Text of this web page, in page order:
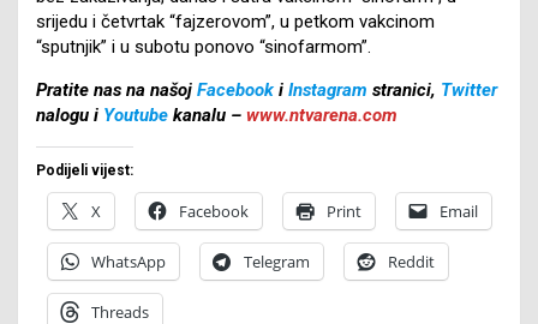
srijedu i četvrtak “fajzerovom”, u petkom vakcinom
“sputnjik” i u subotu ponovo “sinofarmom”.
Pratite nas na našoj Facebook i Instagram stranici, Twitter
nalogu i Youtube kanalu – www.ntvarena.com
Podijeli vijest:
X Facebook Print Email
WhatsApp Telegram Reddit
Threads